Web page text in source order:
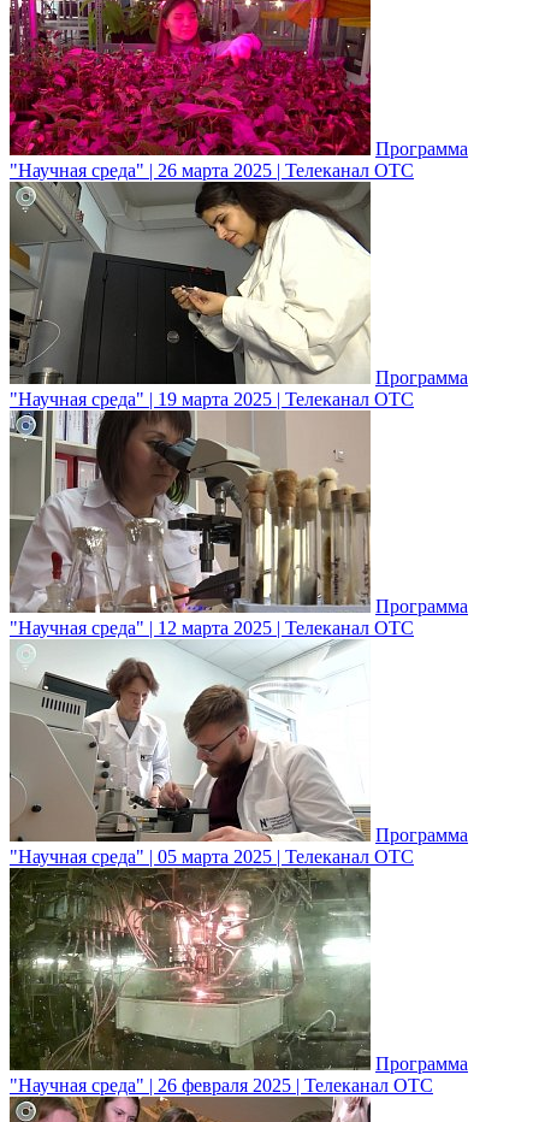
Программа
"Научная среда" | 26 марта 2025 | Телеканал ОТС
Программа
"Научная среда" | 19 марта 2025 | Телеканал ОТС
Программа
"Научная среда" | 12 марта 2025 | Телеканал ОТС
Программа
"Научная среда" | 05 марта 2025 | Телеканал ОТС
Программа
"Научная среда" | 26 февраля 2025 | Телеканал ОТС